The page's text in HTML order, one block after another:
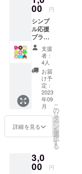
00 円
シンプ
ル応援
プラ
ン！
DONAD
ONAス
タッフ
のメッ
セージ
入りお
礼メー
ルをお
送りさ
せてい
ただき
ます。
支援
者：
4人
お届
け予
定：
2023
年09
月
詳細を見る
こ
の
リ
タ
ー
ン
を
選
択
す
る
3,0
00 円